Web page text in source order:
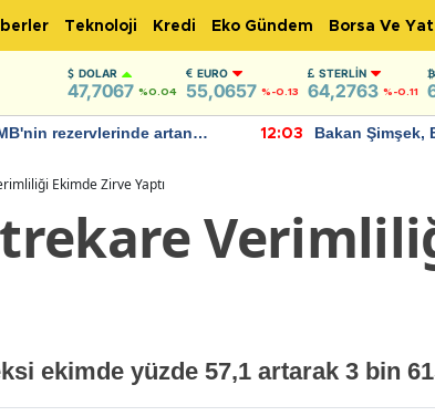
Teknoloji Kredi Eko Gündem Borsa Ve
DOLAR
47,7067 %0.04
EURO
55,0657 %-0.13
STERLIN
64,2763 %-0.11
rezervlerinde artan
12:03
Bakan Şimşek,
Ekimde Zirve Yaptı
ekimde yüzde 57,1 artarak 3 bin